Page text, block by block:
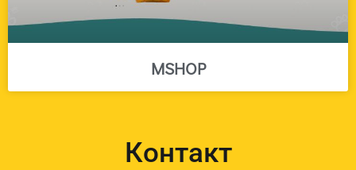
MSHOP
Контакт